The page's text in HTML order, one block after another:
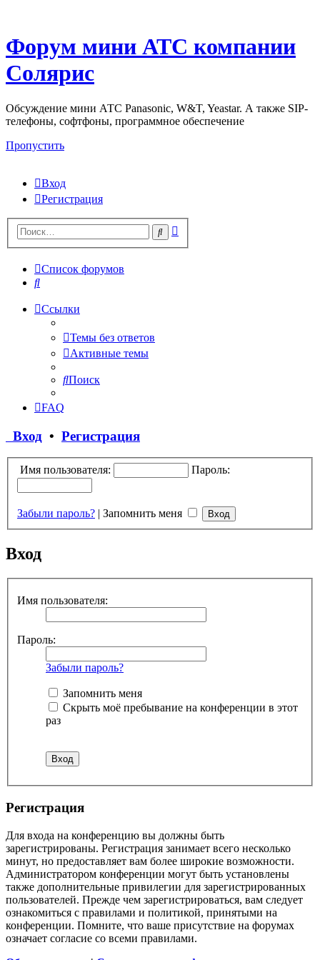
Форум мини АТС компании
Солярис
Обсуждение мини АТС Panasonic, W&T, Yeastar. А также SIP-
телефоны, софтфоны, программное обеспечение
Пропустить
Вход
Регистрация
Поиск
Список форумов
Поиск
Ссылки
Темы без ответов
Активные темы
Поиск
FAQ
Вход • Регистрация
Имя пользователя: Пароль:
Забыли пароль? | Запомнить меня
Вход
Имя пользователя:
Пароль:
Забыли пароль?
Запомнить меня
Скрыть моё пребывание на конференции в этот
раз
Регистрация
Для входа на конференцию вы должны быть
зарегистрированы. Регистрация занимает всего несколько
минут, но предоставляет вам более широкие возможности.
Администратором конференции могут быть установлены
также дополнительные привилегии для зарегистрированных
пользователей. Прежде чем зарегистрироваться, вам следует
ознакомиться с правилами и политикой, принятыми на
конференции. Помните, что ваше присутствие на форумах
означает согласие со всеми правилами.